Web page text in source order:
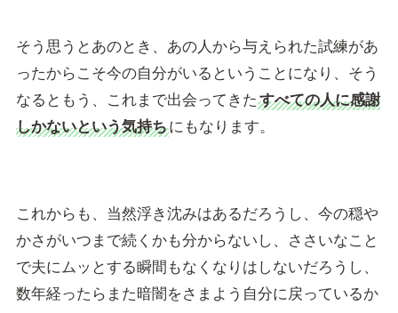
そう思うとあのとき、あの人から与えられた試練があ
ったからこそ今の自分がいるということになり、そう
なるともう、これまで出会ってきた すべての人に感謝
しかないという気持ちにもなります。
これからも、当然浮き沈みはあるだろうし、今の穏や
かさがいつまで続くかも分からないし、ささいなこと
で夫にムッとする瞬間もなくなりはしないだろうし、
数年経ったらまた暗闇をさまよう自分に戻っているか